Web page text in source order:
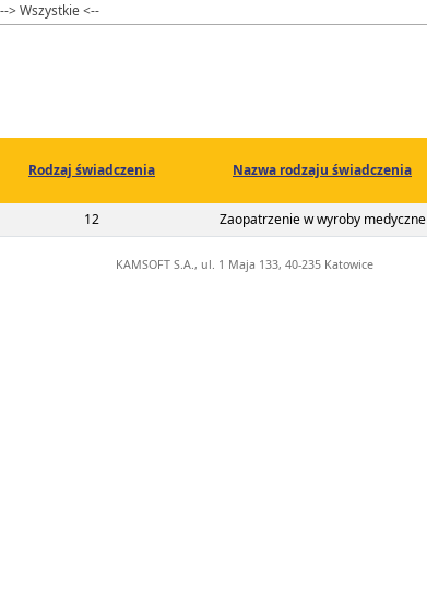
--> Wszystkie <--
Rodzaj świadczenia Nazwa rodzaju świadczenia
00-05952-22-01
12 Zaopatrzenie w wyroby medyczne
KAMSOFT S.A., ul. 1 Maja 133, 40-235 Katowice